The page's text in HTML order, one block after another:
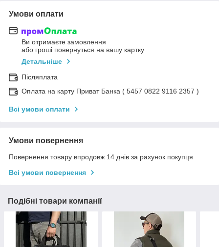
Умови оплати
Ви отримаєте замовлення
або гроші повернуться на вашу картку
Детальніше
Післяплата
Оплата на карту Приват Банка ( 5457 0822 9116 2357 )
Всі умови оплати
Умови повернення
Повернення товару впродовж 14 днів за рахунок покупця
Всі умови повернення
Подібні товари компанії